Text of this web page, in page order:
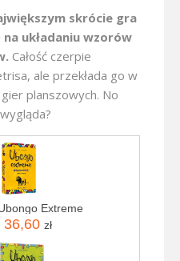
skrócie gra
układaniu wzorów
Całość czerpie
ale przekłada go w
planszowych. No
Extreme
36,60 zł